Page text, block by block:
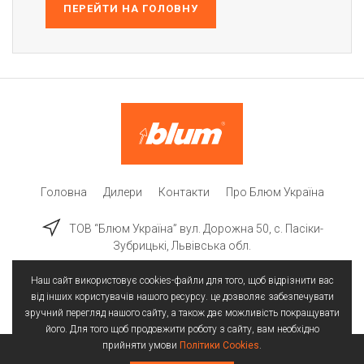
ПЕРЕЙТИ НА ГОЛОВНУ
Головна Дилери Контакти Про Блюм Україна
ТОВ “Блюм Україна” вул. Дорожна 50, c. Пасіки-
Зубрицькі, Львівська обл.
Наш сайт використовує cookies-файли для того, щоб відрізнити вас
від інших користувачів нашого ресурсу. це дозволяє забезпечувати
зручний перегляд нашого сайту, а також дає можливість покращувати
його. Для того щоб продовжити роботу з сайту, вам необхідно
прийняти умови Політики Cookies.